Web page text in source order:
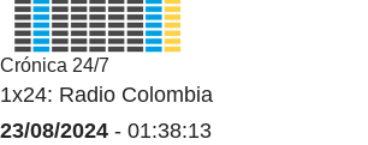
Crónica 24/7
1x24: Radio Colombia
23/08/2024 - 01:38:13